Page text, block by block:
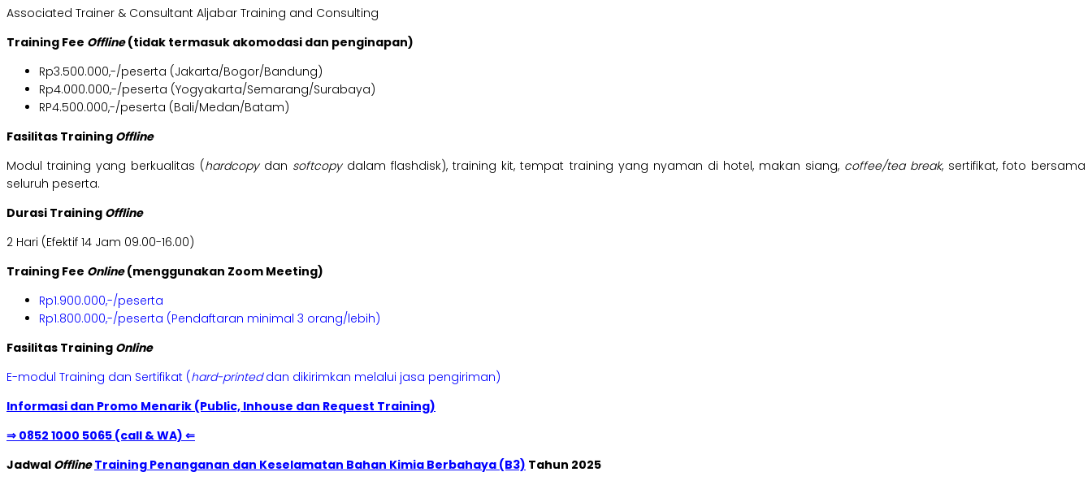
Associated Trainer & Consultant Aljabar Training and Consulting
Training Fee Offline(tidak termasuk akomodasi dan penginapan)
Rp3.500.000,-/peserta (Jakarta/Bogor/Bandung)
Rp4.000.000,-/peserta (Yogyakarta/Semarang/Surabaya)
RP4.500.000,-/peserta (Bali/Medan/Batam)
Fasilitas Training Offline
Modul training yang berkualitas (hardcopydan softcopydalam flashdisk), training kit, tempat training yang nyaman di hotel, makan siang, coffee/tea break, sertifikat, foto bersama
seluruh peserta.
Durasi Training Offline
2 Hari (Efektif 14 Jam 09.00-16.00)
Training Fee Online(menggunakan Zoom Meeting)
Rp1.900.000,-/peserta
Rp1.800.000,-/peserta (Pendaftaran minimal 3 orang/lebih)
Fasilitas Training Online
E-modul Training dan Sertifikat (hard-printeddan dikirimkan melalui jasa pengiriman)
Informasi dan Promo Menarik (Public, Inhouse dan Request Training)
⇒ 0852 1000 5065 (call & WA) ⇐
Jadwal Offline Training Penanganan dan Keselamatan Bahan Kimia Berbahaya (B3) Tahun 2025